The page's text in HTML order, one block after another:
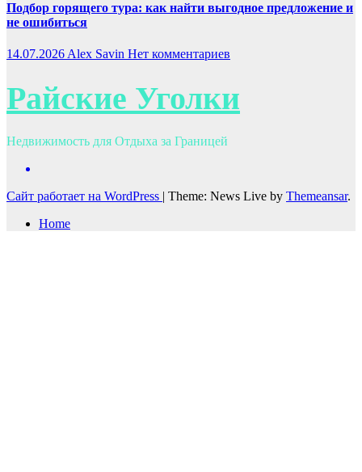
Подбор горящего тура: как найти выгодное предложение и
не ошибиться
14.07.2026 Alex Savin Нет комментариев
Райские Уголки
Недвижимость для Отдыха за Границей
Сайт работает на WordPress | Theme: News Live by Themeansar.
Home